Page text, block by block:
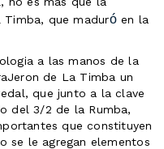
que maduróen la
a las manos de la
de La Timba un
que junto a la clave
del 3/2 de la Rumba,
que constituyen
se le agregan elementos